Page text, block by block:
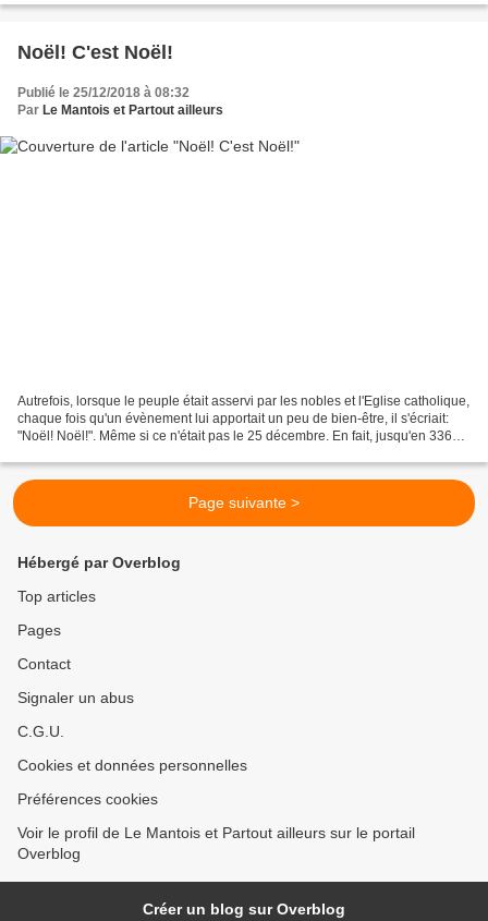
Noël! C'est Noël!
Publié le 25/12/2018 à 08:32
Par Le Mantois et Partout ailleurs
Autrefois, lorsque le peuple était asservi par les nobles et l'Eglise catholique,
chaque fois qu'un évènement lui apportait un peu de bien-être, il s'écriait:
"Noël! Noël!". Même si ce n'était pas le 25 décembre. En fait, jusqu'en 336
Page suivante >
Hébergé par Overblog
Top articles
Pages
Contact
Signaler un abus
C.G.U.
Cookies et données personnelles
Préférences cookies
Voir le profil de Le Mantois et Partout ailleurs sur le portail
Overblog
Créer un blog sur Overblog